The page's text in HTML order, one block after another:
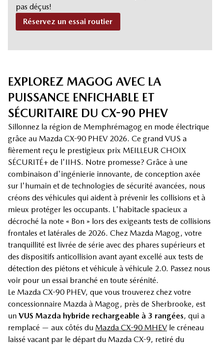
pas déçus!
Réservez un essai routier
EXPLOREZ MAGOG AVEC LA
PUISSANCE ENFICHABLE ET
SÉCURITAIRE DU CX-90 PHEV
Sillonnez la région de Memphrémagog en mode électrique
grâce au Mazda CX-90 PHEV 2026. Ce grand VUS a
fièrement reçu le prestigieux prix MEILLEUR CHOIX
SÉCURITÉ+ de l'IIHS. Notre promesse? Grâce à une
combinaison d'ingénierie innovante, de conception axée
sur l'humain et de technologies de sécurité avancées, nous
créons des véhicules qui aident à prévenir les collisions et à
mieux protéger les occupants. L'habitacle spacieux a
décroché la note « Bon » lors des exigeants tests de collisions
frontales et latérales de 2026. Chez Mazda Magog, votre
tranquillité est livrée de série avec des phares supérieurs et
des dispositifs anticollision avant ayant excellé aux tests de
détection des piétons et véhicule à véhicule 2.0. Passez nous
voir pour un essai branché en toute sérénité.
Le Mazda CX-90 PHEV, que vous trouverez chez votre
concessionnaire Mazda à Magog, près de Sherbrooke, est
un VUS Mazda hybride rechargeable à 3 rangées, qui a
remplacé — aux côtés du Mazda CX-90 MHEV le créneau
laissé vacant par le départ du Mazda CX-9, retiré du